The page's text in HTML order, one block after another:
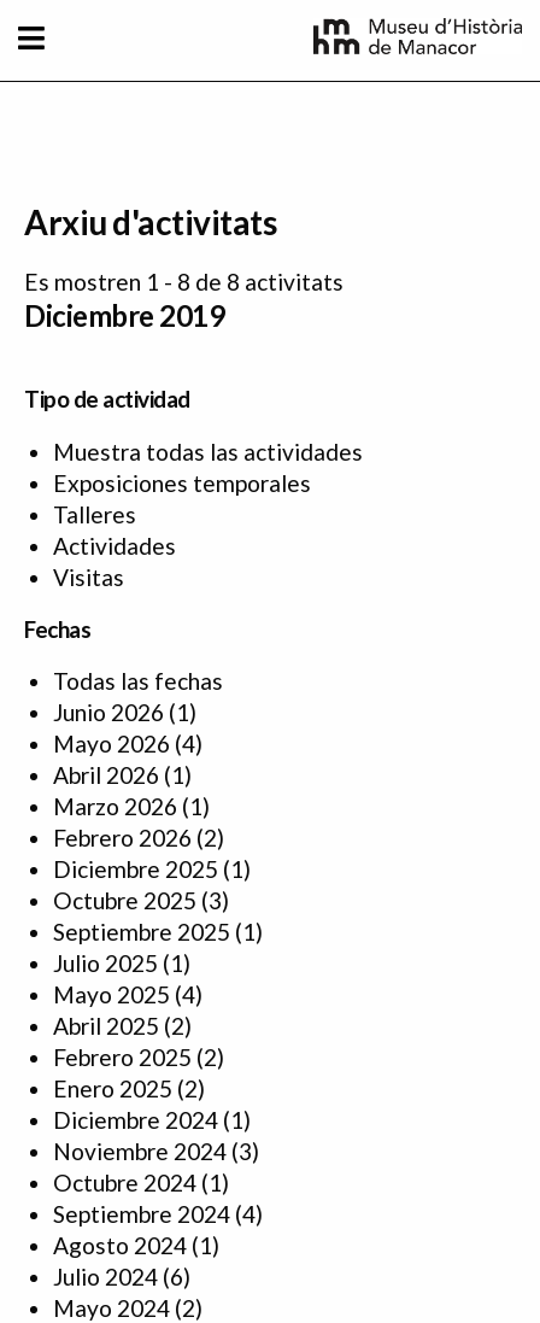
Arxiu d'activitats
Es mostren 1 - 8 de 8 activitats
Diciembre 2019
Tipo de actividad
Muestra todas las actividades
Exposiciones temporales
Talleres
Actividades
Visitas
Fechas
Todas las fechas
Junio 2026 (1)
Mayo 2026 (4)
Abril 2026 (1)
Marzo 2026 (1)
Febrero 2026 (2)
Diciembre 2025 (1)
Octubre 2025 (3)
Septiembre 2025 (1)
Julio 2025 (1)
Mayo 2025 (4)
Abril 2025 (2)
Febrero 2025 (2)
Enero 2025 (2)
Diciembre 2024 (1)
Noviembre 2024 (3)
Octubre 2024 (1)
Septiembre 2024 (4)
Agosto 2024 (1)
Julio 2024 (6)
Mayo 2024 (2)